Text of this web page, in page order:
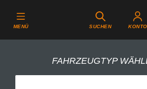
MENÜ SUCHEN KONTO
FAHRZEUGTYP